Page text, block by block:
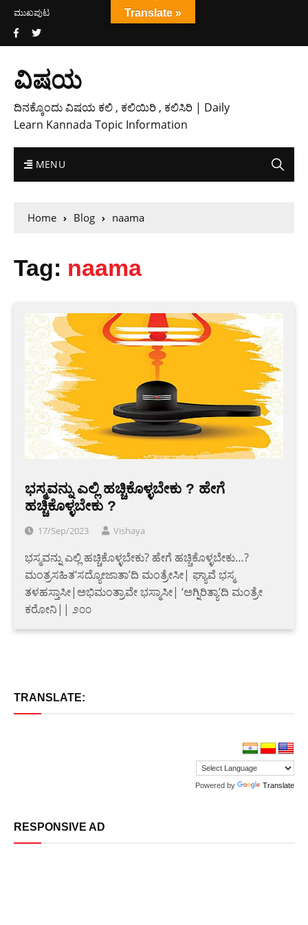
ಮುಖಪುಟ
ವಿಷಯ
ದಿನಕ್ಕೊಂದು ವಿಷಯ ಕಲಿ , ಕಲಿಯಿರಿ , ಕಲಿಸಿರಿ | Daily
Learn Kannada Topic Information
MENU
Home Blog naama
Tag: naama
ಭಸ್ಮವನ್ನು ಎಲ್ಲಿ ಹಚ್ಚಿಕೊಳ್ಳಬೇಕು ? ಹೇಗೆ
ಹಚ್ಚಿಕೊಳ್ಳಬೇಕು ?
17/Sep/2023 Vishaya
ಭಸ್ಮವನ್ನು ಎಲ್ಲಿ ಹಚ್ಚಿಕೊಳ್ಳಬೇಕು? ಹೇಗೆ ಹಚ್ಚಿಕೊಳ್ಳಬೇಕು…?
ಮಂತ್ರಸಹಿತ‘ಸದ್ಯೋಜಾತಾ’ದಿ ಮಂತ್ರೇಸೀ| ಘ್ಯಾವೆ ಭಸ್ಮ
ತಳಹಸ್ತಾಸೀ|ಅಭಿಮಂತ್ರಾವೇ ಭಸ್ಮಾಸೀ| ‘ಅಗ್ನಿರಿತ್ಯಾ’ದಿ ಮಂತ್ರೇ
ಕರೋನಿ|| ೨೦೦
TRANSLATE:
Powered by Translate
RESPONSIVE AD
Translate »